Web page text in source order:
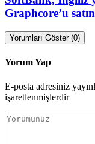
Graphcore’u
Yorumları Göster (0)
Yorum Yap
E-posta adresiniz
işaretlenmişlerdir